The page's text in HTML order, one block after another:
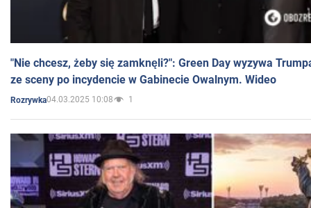
"Nie chcesz, żeby się zamknęli?": Green Day wyzywa
ze sceny po incydencie w Gabinecie Owalnym. Wideo
Rozrywka04.03.2025 10:08 1